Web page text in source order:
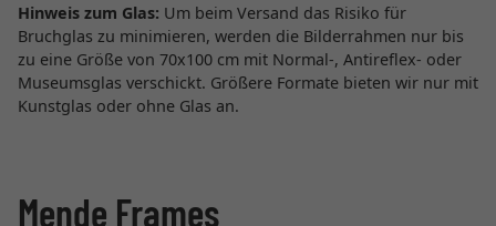
Hinweis zum Glas: Um beim Versand das Risiko für
Bruchglas zu minimieren, werden die Bilderrahmen nur bis
zu eine Größe von 70x100 cm mit Normal-, Antireflex- oder
Museumsglas verschickt. Größere Formate bieten wir nur mit
Kunstglas oder ohne Glas an.
Mende Frames